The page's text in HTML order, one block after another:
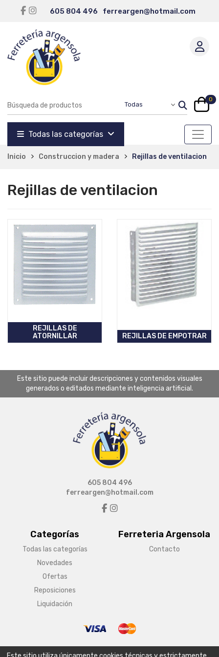
605 804 496 ferreargen@hotmail.com
0
Todas las categorías
Inicio Construccion y madera Rejillas de ventilacion
Rejillas de ventilacion
REJILLAS DE
ATORNILLAR
REJILLAS DE EMPOTRAR
Este sitio puede incluir descripciones y contenidos visuales
generados o editados mediante inteligencia artificial.
Categorías
Todas las categorías
Novedades
Ofertas
Reposiciones
Liquidación
Ferreteria Argensola
Contacto
605 804 496
ferreargen@hotmail.com